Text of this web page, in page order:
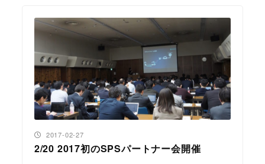
2/20 2017初のSPSパートナー会開催
投稿日
2017-02-27